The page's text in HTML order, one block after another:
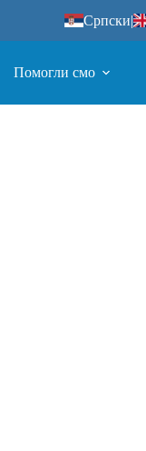
Српски|
Помогли смо